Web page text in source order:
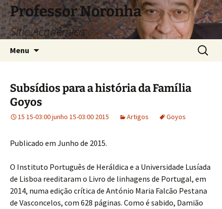
Pular
para
o
conteúdo
Professor Noronha
Sítio Acadêmico
Menu
por:
Subsídios para a história da Família
Goyos
15 15-03:00 junho 15-03:00 2015 Artigos Goyos
Publicado em Junho de 2015.
O Instituto Português de Heráldica e a Universidade Lusíada
de Lisboa reeditaram o Livro de linhagens de Portugal, em
2014, numa edição crítica de António Maria Falcão Pestana
de Vasconcelos, com 628 páginas. Como é sabido, Damião